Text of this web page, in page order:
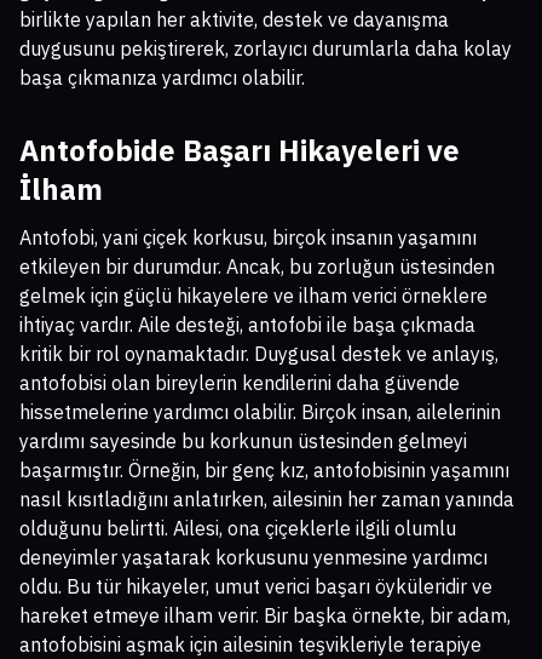
birlikte yapılan her aktivite, destek ve dayanışma
duygusunu pekiştirerek, zorlayıcı durumlarla daha kolay
başa çıkmanıza yardımcı olabilir.
Antofobide Başarı Hikayeleri ve
İlham
Antofobi, yani çiçek korkusu, birçok insanın yaşamını
etkileyen bir durumdur. Ancak, bu zorluğun üstesinden
gelmek için güçlü hikayelere ve ilham verici örneklere
ihtiyaç vardır. Aile desteği, antofobi ile başa çıkmada
kritik bir rol oynamaktadır. Duygusal destek ve anlayış,
antofobisi olan bireylerin kendilerini daha güvende
hissetmelerine yardımcı olabilir. Birçok insan, ailelerinin
yardımı sayesinde bu korkunun üstesinden gelmeyi
başarmıştır. Örneğin, bir genç kız, antofobisinin yaşamını
nasıl kısıtladığını anlatırken, ailesinin her zaman yanında
olduğunu belirtti. Ailesi, ona çiçeklerle ilgili olumlu
deneyimler yaşatarak korkusunu yenmesine yardımcı
oldu. Bu tür hikayeler, umut verici başarı öyküleridir ve
hareket etmeye ilham verir. Bir başka örnekte, bir adam,
antofobisini aşmak için ailesinin teşvikleriyle terapiye